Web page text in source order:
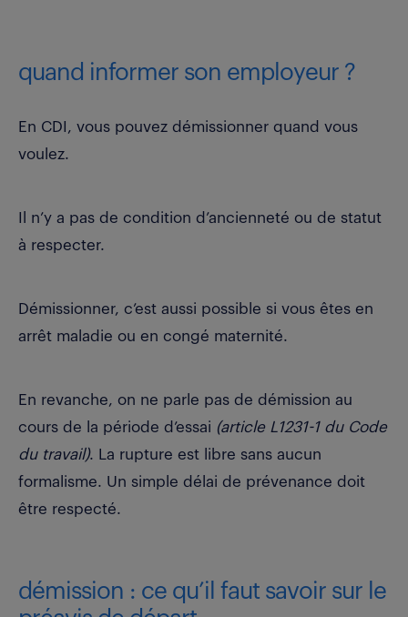
quand informer son employeur ?
En CDI, vous pouvez démissionner quand vous
voulez.
Il n’y a pas de condition d’ancienneté ou de statut
à respecter.
Démissionner, c’est aussi possible si vous êtes en
arrêt maladie ou en congé maternité.
En revanche, on ne parle pas de démission au
cours de la période d’essai (article L1231-1 du Code
du travail). La rupture est libre sans aucun
formalisme. Un simple délai de prévenance doit
être respecté.
démission : ce qu’il faut savoir sur le